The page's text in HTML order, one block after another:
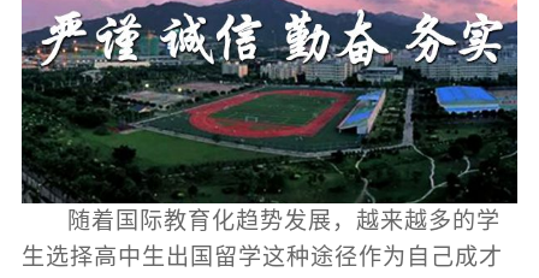
随着国际教育化趋势发展，越来越多的学
生选择高中生出国留学这种途径作为自己成才